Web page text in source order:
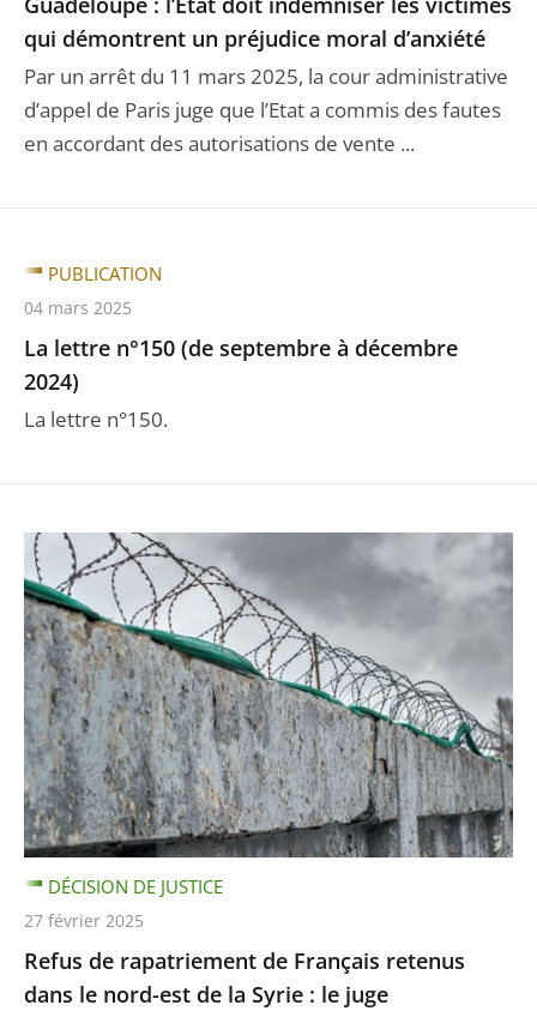
qui démontrent un préjudice moral d’anxiété
Par un arrêt du 11 mars 2025, la cour administrative
d’appel de Paris juge que l’Etat a commis des fautes
en accordant des autorisations de vente ...
La lettre n°150 (de septembre à décembre
2024)
La lettre n°150.
PUBLICATION
04 mars 2025
Refus de rapatriement de Français retenus
dans le nord-est de la Syrie : le juge
DÉCISION DE JUSTICE
27 février 2025